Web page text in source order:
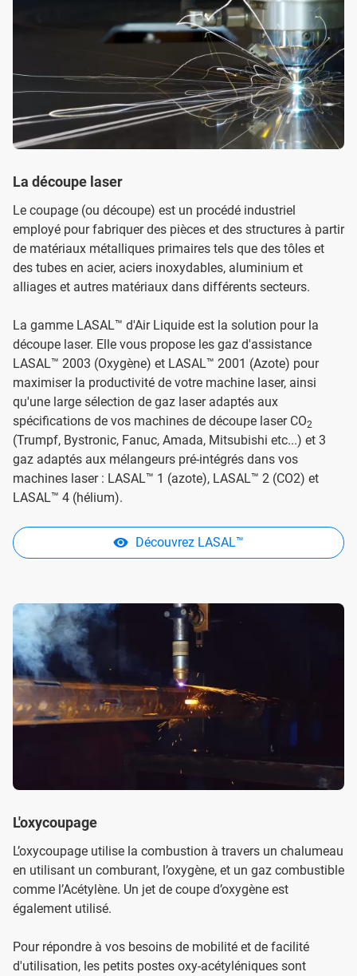
La découpe laser
Le coupage (ou découpe) est un procédé industriel
employé pour fabriquer des pièces et des structures à partir
de matériaux métalliques primaires tels que des tôles et
des tubes en acier, aciers inoxydables, aluminium et
alliages et autres matériaux dans différents secteurs.
La gamme LASAL™ d'Air Liquide est la solution pour la
découpe laser. Elle vous propose les gaz d'assistance
LASAL™ 2003 (Oxygène) et LASAL™ 2001 (Azote) pour
maximiser la productivité de votre machine laser, ainsi
qu'une large sélection de gaz laser adaptés aux
spécifications de vos machines de découpe laser CO2
(Trumpf, Bystronic, Fanuc, Amada, Mitsubishi etc...) et 3
gaz adaptés aux mélangeurs pré-intégrés dans vos
machines laser : LASAL™ 1 (azote), LASAL™ 2 (CO2) et
LASAL™ 4 (hélium).
Découvrez LASAL™
L'oxycoupage
L’oxycoupage utilise la combustion à travers un chalumeau
en utilisant un comburant, l’oxygène, et un gaz combustible
comme l’Acétylène. Un jet de coupe d’oxygène est
également utilisé.
Pour répondre à vos besoins de mobilité et de facilité
d'utilisation, les petits postes oxy-acétyléniques sont